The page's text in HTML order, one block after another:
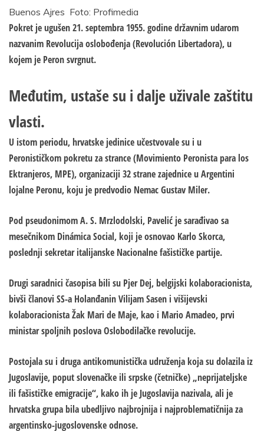
Buenos Ajres Foto: Profimedia
Pokret je ugušen 21. septembra 1955. godine državnim udarom
nazvanim Revolucija oslobođenja (Revolución Libertadora), u
kojem je Peron svrgnut.
Međutim, ustaše su i dalje uživale zaštitu
vlasti.
U istom periodu, hrvatske jedinice učestvovale su i u
Peronističkom pokretu za strance (Movimiento Peronista para los
Ektranjeros, MPE), organizaciji 32 strane zajednice u Argentini
lojalne Peronu, koju je predvodio Nemac Gustav Miler.
Pod pseudonimom A. S. Mrzlodolski, Pavelić je sarađivao sa
mesečnikom Dinámica Social, koji je osnovao Karlo Skorca,
poslednji sekretar italijanske Nacionalne fašističke partije.
Drugi saradnici časopisa bili su Pjer Dej, belgijski kolaboracionista,
bivši članovi SS-a Holanđanin Vilijam Sasen i višijevski
kolaboracionista Žak Mari de Maje, kao i Mario Amadeo, prvi
ministar spoljnih poslova Oslobodilačke revolucije.
Postojala su i druga antikomunistička udruženja koja su dolazila iz
Jugoslavije, poput slovenačke ili srpske (četničke) „neprijateljske
ili fašističke emigracije“, kako ih je Jugoslavija nazivala, ali je
hrvatska grupa bila ubedljivo najbrojnija i najproblematičnija za
argentinsko-jugoslovenske odnose.